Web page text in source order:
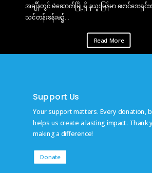
အချိန်တွင် မဲဆောက်မြို့ရှိ နယူးမြန်မာ ဖောင်ဒေးရှ
သင်တန်းခန်းမ၌...
Read More
Support Us
Your support matters. Every donation,
helps us create a lasting impact. Thank
making a difference!
Donate